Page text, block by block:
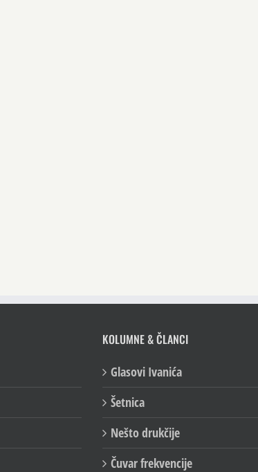
KOLUMNE & ČLANCI
Glasovi Ivanića
Šetnica
Nešto drukčije
Čuvar frekvencije